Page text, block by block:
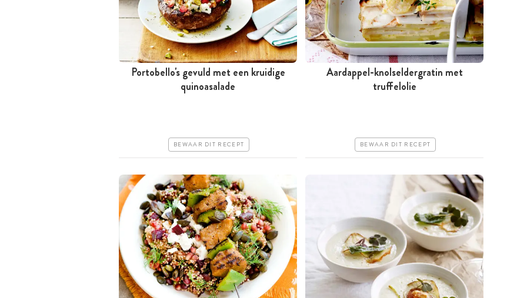
Minder dan 30 minuten
Portobello's gevuld met een kruidige
quinoasalade
BEWAAR DIT RECEPT
Meer dan 1 uur
Aardappel-knolseldergratin met
truffelolie
BEWAAR DIT RECEPT